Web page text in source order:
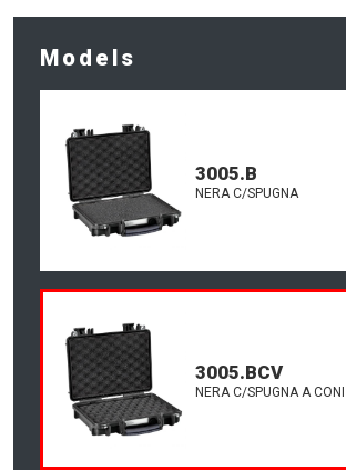
Models
3005.B
NERA C/SPUGNA
3005.BCV
NERA C/SPUGNA A CONI